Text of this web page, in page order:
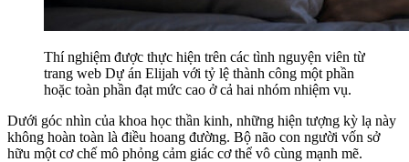
Thí nghiệm được thực hiện trên các tình nguyện viên từ
trang web Dự án Elijah với tỷ lệ thành công một phần
hoặc toàn phần đạt mức cao ở cả hai nhóm nhiệm vụ.
Dưới góc nhìn của khoa học thần kinh, những hiện tượng kỳ lạ này
không hoàn toàn là điều hoang đường. Bộ não con người vốn sở
hữu một cơ chế mô phỏng cảm giác cơ thể vô cùng mạnh mẽ.